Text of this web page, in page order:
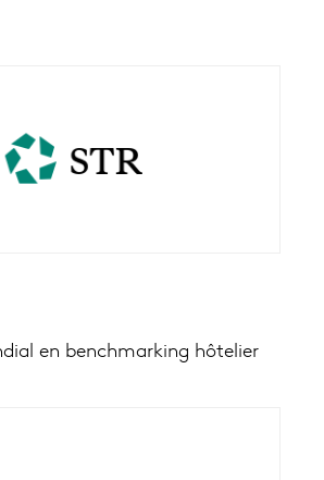
en benchmarking hôtelier